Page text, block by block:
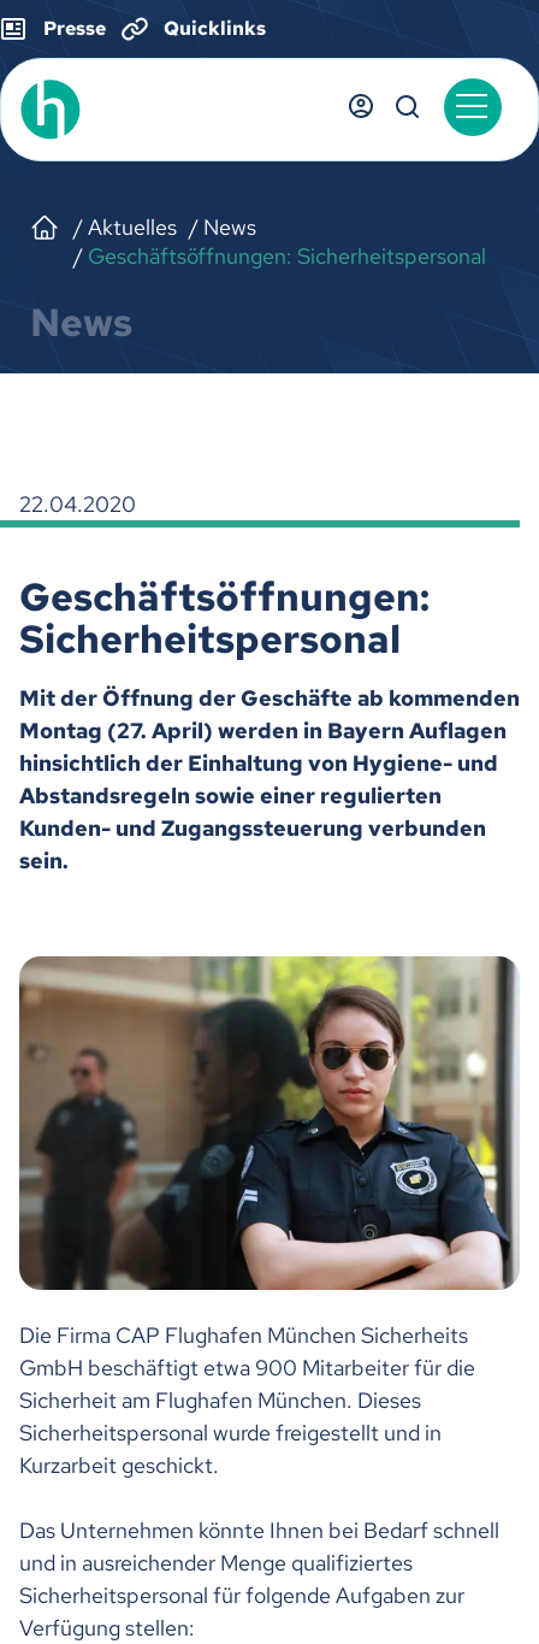
Presse Quicklinks
Aktuelles
News
Geschäftsöffnungen: Sicherheitspersonal
News
22.04.2020
Geschäftsöffnungen:
Sicherheitspersonal
Mit der Öffnung der Geschäfte ab kommenden
Montag (27. April) werden in Bayern Auflagen
hinsichtlich der Einhaltung von Hygiene- und
Abstandsregeln sowie einer regulierten
Kunden- und Zugangssteuerung verbunden
sein.
Die Firma CAP Flughafen München Sicherheits
GmbH beschäftigt etwa 900 Mitarbeiter für die
Sicherheit am Flughafen München. Dieses
Sicherheitspersonal wurde freigestellt und in
Kurzarbeit geschickt.
Das Unternehmen könnte Ihnen bei Bedarf schnell
und in ausreichender Menge qualifiziertes
Sicherheitspersonal für folgende Aufgaben zur
Verfügung stellen: